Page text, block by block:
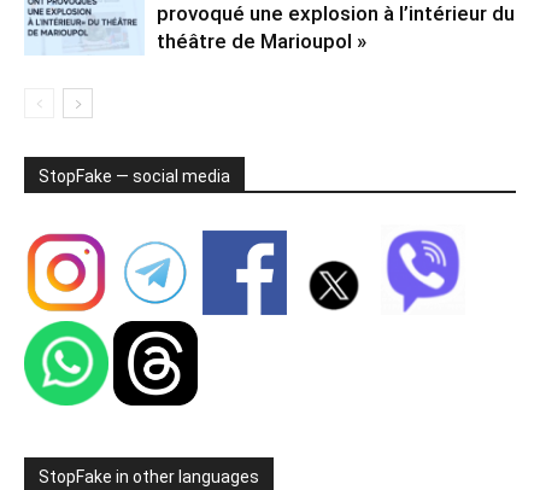
provoqué une explosion à l’intérieur du
théâtre de Marioupol »
StopFake — social media
StopFake in other languages